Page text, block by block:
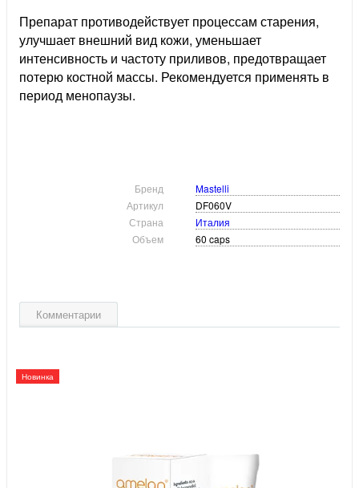
Препарат противодействует процессам старения,
улучшает внешний вид кожи, уменьшает
интенсивность и частоту приливов, предотвращает
потерю костной массы. Рекомендуется применять в
период менопаузы.
Бренд
Mastelli
Артикул
DF060V
Страна
Италия
Объем
60 caps
Комментарии
Новинка